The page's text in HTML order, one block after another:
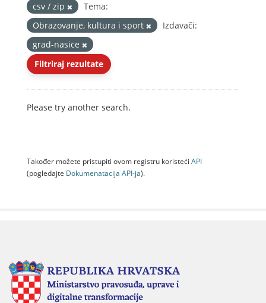
csv / zip
Tema:
Obrazovanje, kultura i sport
Izdavači:
grad-nasice
Filtriraj rezultate
Please try another search.
Također možete pristupiti ovom registru koristeći API
(pogledajte Dokumenаtаcijа API-jа).